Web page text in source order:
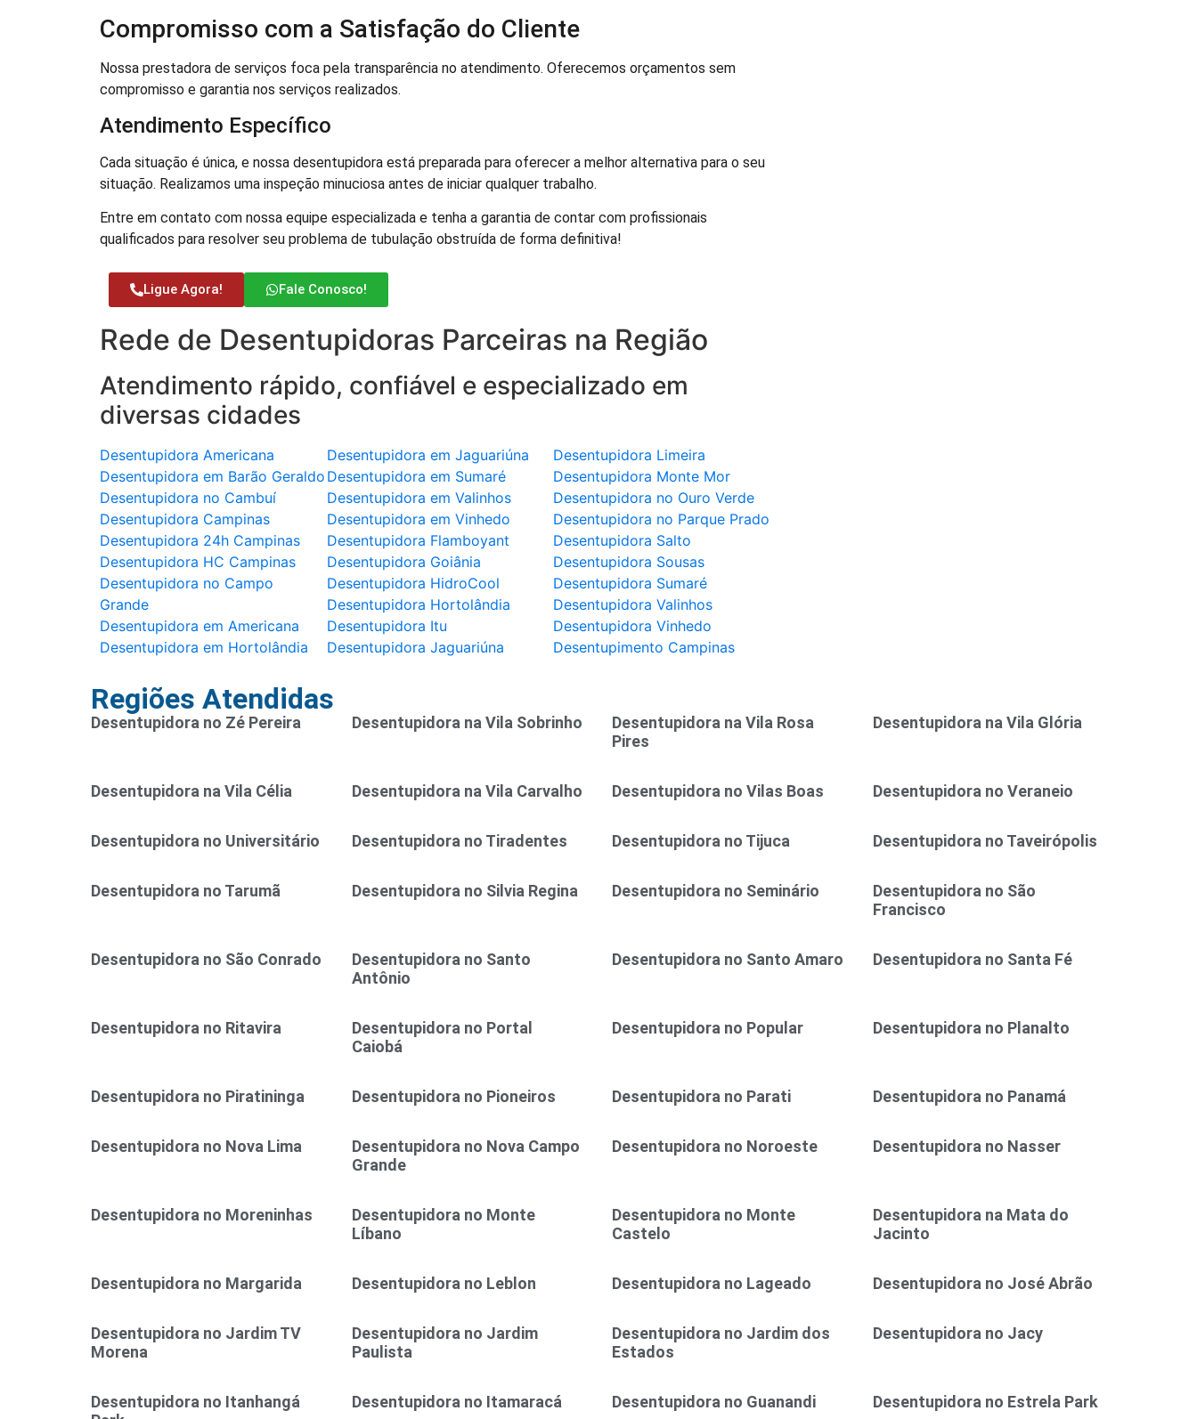
Compromisso com a Satisfação do Cliente
Nossa prestadora de serviços foca pela transparência no atendimento. Oferecemos orçamentos sem
compromisso e garantia nos serviços realizados.
Atendimento Específico
Cada situação é única, e nossa desentupidora está preparada para oferecer a melhor alternativa para o seu
situação. Realizamos uma inspeção minuciosa antes de iniciar qualquer trabalho.
Entre em contato com nossa equipe especializada e tenha a garantia de contar com profissionais
qualificados para resolver seu problema de tubulação obstruída de forma definitiva!
Ligue Agora! Fale Conosco!
Rede de Desentupidoras Parceiras na Região
Atendimento rápido, confiável e especializado em
diversas cidades
Desentupidora Americana
Desentupidora em Barão Geraldo
Desentupidora no Cambuí
Desentupidora Campinas
Desentupidora 24h Campinas
Desentupidora HC Campinas
Desentupidora no Campo
Grande
Desentupidora em Americana
Desentupidora em Hortolândia
Desentupidora em Jaguariúna
Desentupidora em Sumaré
Desentupidora em Valinhos
Desentupidora em Vinhedo
Desentupidora Flamboyant
Desentupidora Goiânia
Desentupidora HidroCool
Desentupidora Hortolândia
Desentupidora Itu
Desentupidora Jaguariúna
Desentupidora Limeira
Desentupidora Monte Mor
Desentupidora no Ouro Verde
Desentupidora no Parque Prado
Desentupidora Salto
Desentupidora Sousas
Desentupidora Sumaré
Desentupidora Valinhos
Desentupidora Vinhedo
Desentupimento Campinas
Regiões Atendidas
Desentupidora no Zé Pereira Desentupidora na Vila Sobrinho
Desentupidora na Vila Rosa
Pires
Desentupidora na Vila Glória
Desentupidora na Vila Célia Desentupidora na Vila Carvalho Desentupidora no Vilas Boas Desentupidora no Veraneio
Desentupidora no Universitário Desentupidora no Tiradentes Desentupidora no Tijuca Desentupidora no Taveirópolis
Desentupidora no Tarumã Desentupidora no Silvia Regina Desentupidora no Seminário
Desentupidora no São
Francisco
Desentupidora no São Conrado
Desentupidora no Santo
Antônio
Desentupidora no Santo Amaro Desentupidora no Santa Fé
Desentupidora no Ritavira
Desentupidora no Portal
Caiobá
Desentupidora no Popular Desentupidora no Planalto
Desentupidora no Piratininga Desentupidora no Pioneiros Desentupidora no Parati Desentupidora no Panamá
Desentupidora no Nova Lima
Desentupidora no Nova Campo
Grande
Desentupidora no Noroeste Desentupidora no Nasser
Desentupidora no Moreninhas
Desentupidora no Monte
Líbano
Desentupidora no Monte
Castelo
Desentupidora na Mata do
Jacinto
Desentupidora no Margarida Desentupidora no Leblon Desentupidora no Lageado Desentupidora no José Abrão
Desentupidora no Jardim TV
Morena
Desentupidora no Jardim
Paulista
Desentupidora no Jardim dos
Estados
Desentupidora no Jacy
Desentupidora no Itanhangá
Desentupidora no Itamaracá Desentupidora no Guanandi Desentupidora no Estrela Park